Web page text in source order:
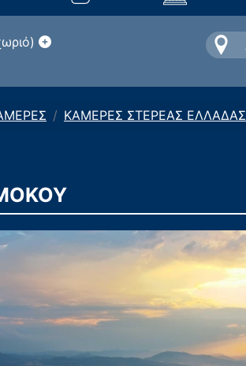
ΚΑΜΕΡΕΣ ΣΤΕΡΕΑΣ ΕΛΛΑΔΑΣ